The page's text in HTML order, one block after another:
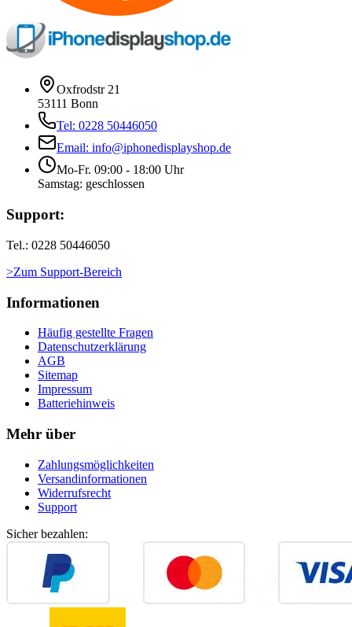
Oxfrodstr 21
53111 Bonn
Tel: 0228 50446050
Email: info@iphonedisplayshop.de
Mo-Fr. 09:00 - 18:00 Uhr
Samstag: geschlossen
Support:
Tel.: 0228 50446050
>Zum Support-Bereich
Informationen
Häufig gestellte Fragen
Datenschutzerklärung
AGB
Sitemap
Impressum
Batteriehinweis
Mehr über
Zahlungsmöglichkeiten
Versandinformationen
Widerrufsrecht
Support
Sicher bezahlen: